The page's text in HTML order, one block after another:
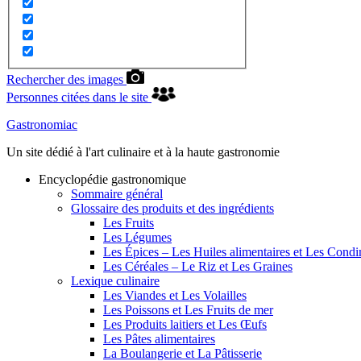
Rechercher des images
Personnes citées dans le site
Gastronomiac
Un site dédié à l'art culinaire et à la haute gastronomie
Encyclopédie gastronomique
Sommaire général
Glossaire des produits et des ingrédients
Les Fruits
Les Légumes
Les Épices – Les Huiles alimentaires et Les
Les Céréales – Le Riz et Les Graines
Lexique culinaire
Les Viandes et Les Volailles
Les Poissons et Les Fruits de mer
Les Produits laitiers et Les Œufs
Les Pâtes alimentaires
La Boulangerie et La Pâtisserie